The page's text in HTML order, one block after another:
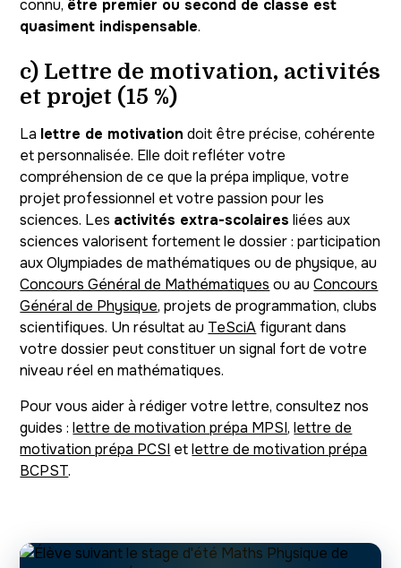
connu, être premier ou second de classe est
quasiment indispensable.
c) Lettre de motivation, activités
et projet (15 %)
La lettre de motivation doit être précise, cohérente
et personnalisée. Elle doit refléter votre
compréhension de ce que la prépa implique, votre
projet professionnel et votre passion pour les
sciences. Les activités extra-scolaires liées aux
sciences valorisent fortement le dossier : participation
aux Olympiades de mathématiques ou de physique, au
Concours Général de Mathématiques ou auConcours
Général de Physique, projets de programmation, clubs
scientifiques. Un résultat au TeSciA figurant dans
votre dossier peut constituer un signal fort de votre
niveau réel en mathématiques.
Pour vous aider à rédiger votre lettre, consultez nos
guides :lettre de motivation prépa MPSI,lettre de
motivation prépa PCSI etlettre de motivation prépa
BCPST.